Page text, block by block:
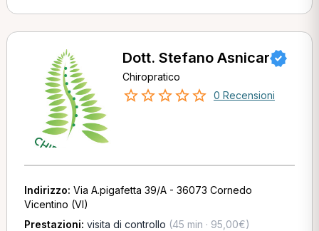
Dott. Stefano Asnicar
Chiropratico
0 Recensioni
Indirizzo: Via A.pigafetta 39/A - 36073 Cornedo
Vicentino (VI)
Prestazioni: visita di controllo (45 min · 95,00€)